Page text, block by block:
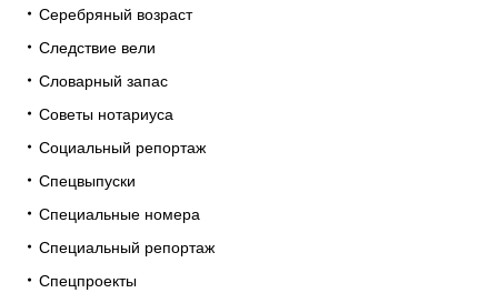
Серебряный возраст
Следствие вели
Словарный запас
Советы нотариуса
Социальный репортаж
Спецвыпуски
Специальные номера
Специальный репортаж
Спецпроекты